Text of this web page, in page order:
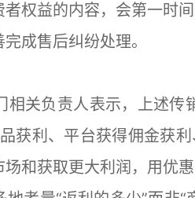
权益的内容，会第一时
成售后纠纷处理。
关负责人表示，上述传
获利、平台获得佣金获利
和获取更大利润，用优